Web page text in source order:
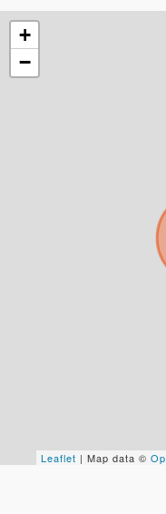
+
−
Leaflet | Map data ©
Tus datos
No